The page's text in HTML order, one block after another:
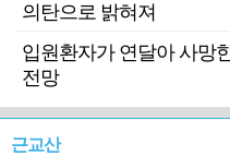
의탄으로 밝혀져
입원환자가 연달아 사망
전망
근교산